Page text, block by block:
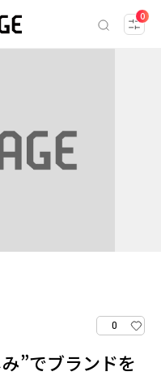
0
0
”でブランドを